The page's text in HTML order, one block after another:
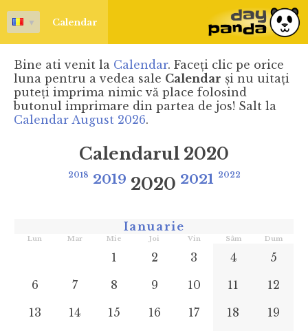
▼ Calendar
Bine ati venit la Calendar. Faceţi clic pe orice
luna pentru a vedea sale Calendar şi nu uitaţi
puteţi imprima nimic vă place folosind
butonul imprimare din partea de jos! Salt la
Calendar August 2026.
Calendarul 2020
2018 2019 2020 2021 2022
Ianuarie
Lun Mar Mie Joi Vin Sâm Dum
1 2 3 4
5
6
7 8 9 10 11
12
13
14 15 16 17 18
19